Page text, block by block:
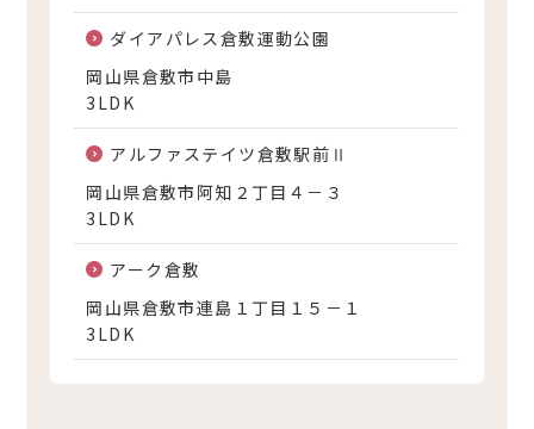
ダイアパレス倉敷運動公園
岡山県倉敷市中島
3LDK
アルファステイツ倉敷駅前Ⅱ
岡山県倉敷市阿知２丁目４－３
3LDK
アーク倉敷
岡山県倉敷市連島１丁目１５－１
3LDK